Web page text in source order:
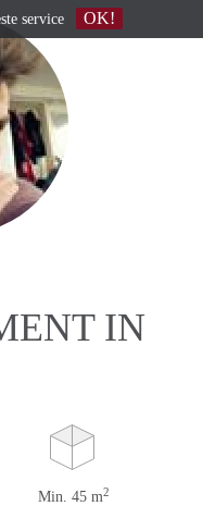
IN
Min. 45 m2
service OK!